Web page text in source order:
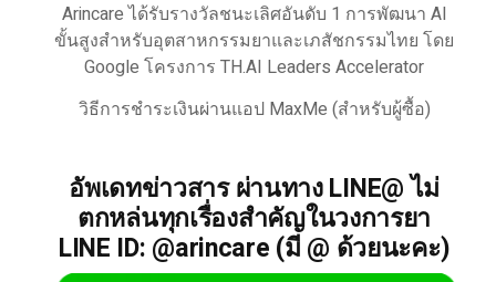
Arincare ได้รับรางวัลชนะเลิศอันดับ 1 การพัฒนา AI
ขั้นสูงสำหรับอุตสาหกรรมยาและเภสัชกรรมไทย โดย
Google โครงการ TH.AI Leaders Accelerator
วิธีการชำระเงินผ่านแอป MaxMe (สำหรับผู้ซื้อ)
อัพเดทข่าวสาร ผ่านทาง LINE@ ไม่
ตกหล่นทุกเรื่องสำคัญในวงการยา
LINE ID: @arincare (มี @ ด้วยนะคะ)